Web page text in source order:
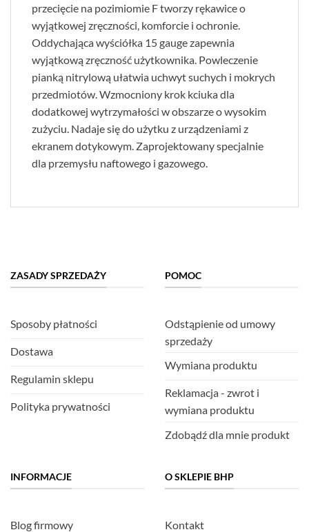
przecięcie na pozimiomie F tworzy rękawice o
wyjątkowej zręczności, komforcie i ochronie.
Oddychająca wyściółka 15 gauge zapewnia
wyjątkową zręczność użytkownika. Powleczenie
pianką nitrylową ułatwia uchwyt suchych i mokrych
przedmiotów. Wzmocniony krok kciuka dla
dodatkowej wytrzymałości w obszarze o wysokim
zużyciu. Nadaje się do użytku z urządzeniami z
ekranem dotykowym. Zaprojektowany specjalnie
dla przemysłu naftowego i gazowego.
ZASADY SPRZEDAŻY
Sposoby płatności
Dostawa
Regulamin sklepu
Polityka prywatności
POMOC
Odstąpienie od umowy
sprzedaży
Wymiana produktu
Reklamacja - zwrot i
wymiana produktu
Zdobądź dla mnie produkt
INFORMACJE
Blog firmowy
O SKLEPIE BHP
Kontakt